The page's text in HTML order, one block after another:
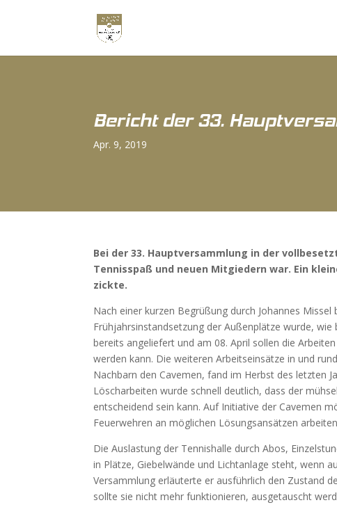
Bericht der 33.
Apr. 9, 2019
Bei der 33. Hauptversammlung in der
Tennisspaß und neuen Mitgiedern war. Ein
zickte.
Nach einer kurzen Begrüßung durch Johannes
Frühjahrsinstandsetzung der Außenplätze wurde,
bereits angeliefert und am 08. April sollen die
werden kann. Die weiteren Arbeitseinsätze in und
Nachbarn den Cavemen, fand im Herbst des letzten
Löscharbeiten wurde schnell deutlich, dass der
entscheidend sein kann. Auf Initiative der Cavemen
Feuerwehren an möglichen Lösungsansätzen
Die Auslastung der Tennishalle durch Abos,
in Plätze, Giebelwände und Lichtanlage steht, wenn
Versammlung erläuterte er ausführlich den Zustand
sollte sie nicht mehr funktionieren, ausgetauscht